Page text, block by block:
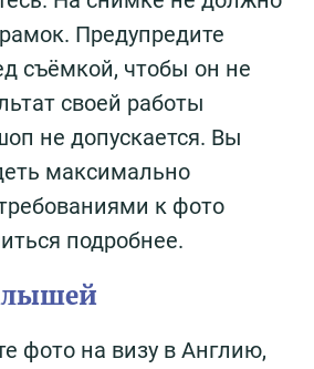
Предупредите
съёмкой, чтобы он не
своей работы
не допускается. Вы
максимально
к фото
подробнее.
фото на визу в Англию,